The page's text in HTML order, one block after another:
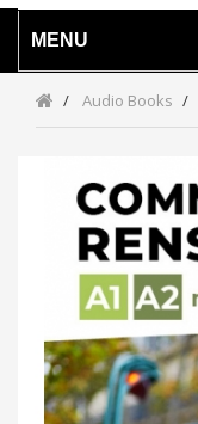
MENU
Audio Books